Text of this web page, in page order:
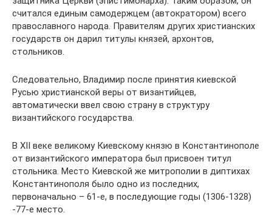
считался единым самодержцем (автократором) всего
православного народа. Правителям других христианских
государств он дарил титулы князей, архонтов,
стольников.
Следовательно, Владимир после принятия киевской
Русью христианской веры от византийцев,
автоматически ввел свою страну в структуру
византийского государства.
В XII веке великому Киевскому князю в Константинополе
от византийского императора был присвоен титул
стольника. Место Киевской же митрополии в диптихах
Константинополя было одно из последних,
первоначально – 61-е, в последующие годы (1306-1328)
-77-е место.